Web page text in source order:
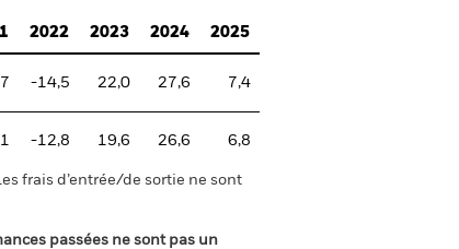
2022 2023 2024 2025
-14,5 22,0 27,6 7,4
-12,8 19,6 26,6 6,8
frais d’entrée/de sortie ne sont
passées ne sont pas un